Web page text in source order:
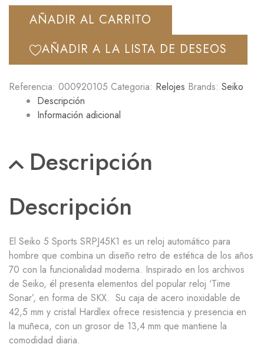
AÑADIR AL CARRITO
AÑADIR A LA LISTA DE DESEOS
Referencia: 000920105 Categoria: Relojes Brands: Seiko
Descripción
Información adicional
Descripción
Descripción
El Seiko 5 Sports SRPJ45K1 es un reloj automático para
hombre que combina un diseño retro de estética de los años
70 con la funcionalidad moderna. Inspirado en los archivos
de Seiko, él presenta elementos del popular reloj ‘Time
Sonar’, en forma de SKX. Su caja de acero inoxidable de
42,5 mm y cristal Hardlex ofrece resistencia y presencia en
la muñeca, con un grosor de 13,4 mm que mantiene la
comodidad diaria.